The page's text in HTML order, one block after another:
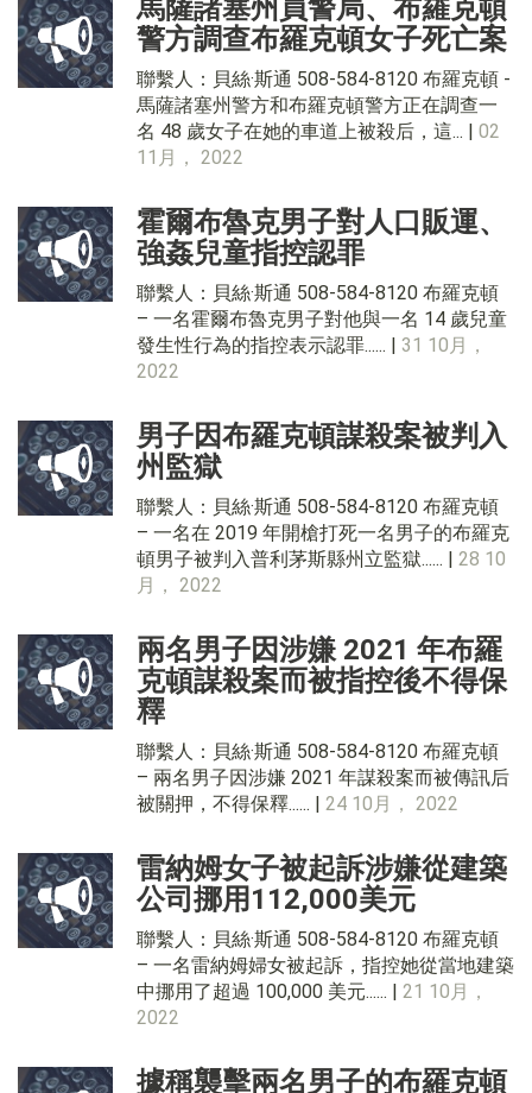
馬薩諸塞州員警局、布羅克頓
警方調查布羅克頓女子死亡案
聯繫人：貝絲·斯通 508-584-8120 布羅克頓 -
馬薩諸塞州警方和布羅克頓警方正在調查一
名 48 歲女子在她的車道上被殺后，這... | 02
11月， 2022
霍爾布魯克男子對人口販運、
強姦兒童指控認罪
聯繫人：貝絲·斯通 508-584-8120 布羅克頓
– 一名霍爾布魯克男子對他與一名 14 歲兒童
發生性行為的指控表示認罪...... | 31 10月，
2022
男子因布羅克頓謀殺案被判入
州監獄
聯繫人：貝絲·斯通 508-584-8120 布羅克頓
– 一名在 2019 年開槍打死一名男子的布羅克
頓男子被判入普利茅斯縣州立監獄...... | 28 10
月， 2022
兩名男子因涉嫌 2021 年布羅
克頓謀殺案而被指控後不得保
釋
聯繫人：貝絲·斯通 508-584-8120 布羅克頓
– 兩名男子因涉嫌 2021 年謀殺案而被傳訊后
被關押，不得保釋...... | 24 10月， 2022
雷納姆女子被起訴涉嫌從建築
公司挪用112,000美元
聯繫人：貝絲·斯通 508-584-8120 布羅克頓
– 一名雷納姆婦女被起訴，指控她從當地建築
中挪用了超過 100,000 美元...... | 21 10月，
2022
據稱襲擊兩名男子的布羅克頓